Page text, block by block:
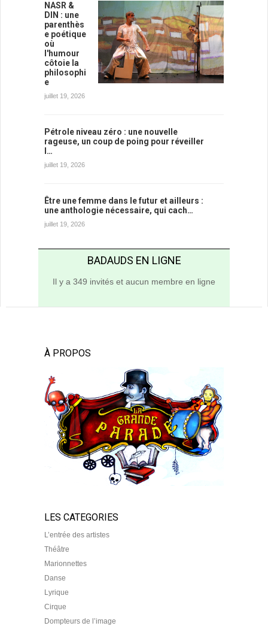
NASR &
DIN : une
parenthès
e poétique
où
l'humour
côtoie la
philosophi
e
juillet 19, 2026
Pétrole niveau zéro : une nouvelle
rageuse, un coup de poing pour réveiller
l…
juillet 19, 2026
Être une femme dans le futur et ailleurs :
une anthologie nécessaire, qui cach…
juillet 19, 2026
BADAUDS EN LIGNE
Il y a 349 invités et aucun membre en ligne
À PROPOS
LES CATEGORIES
L’entrée des artistes
Théâtre
Marionnettes
Danse
Lyrique
Cirque
Dompteurs de l’image